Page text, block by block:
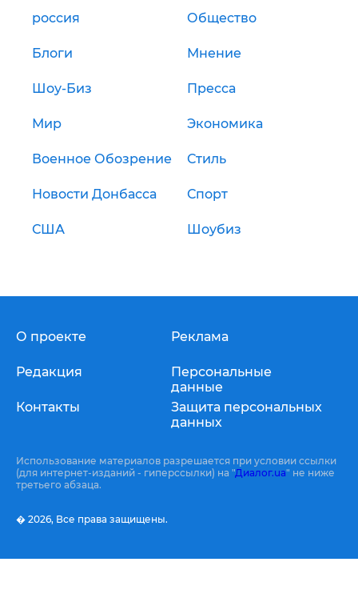
россия Общество
Блоги Мнение
Шоу-Биз Пресса
Мир Экономика
Военное Обозрение Стиль
Новости Донбасса Спорт
США Шоубиз
О проекте
Редакция
Контакты
Реклама
Персональные
данные
Защита персональных
данных
Использование материалов разрешается при условии ссылки
(для интернет-изданий - гиперссылки) на "Диалог.ua" не ниже
третьего абзаца.
� 2026, Все права защищены.